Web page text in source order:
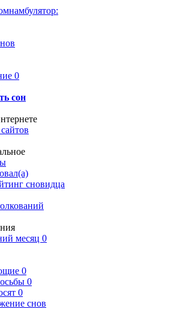
0
сон
сновидца
месяц 0
0
0
0
снов